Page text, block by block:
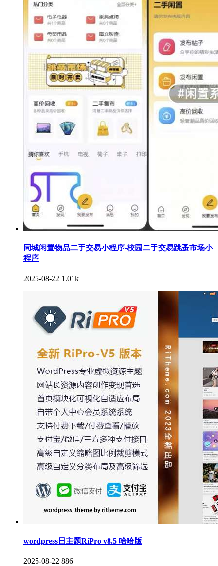
同城闲置物品二手交易小程序-校园二手交易跳蚤市场小
程序
2025-08-22 1.01k
wordpress日主题RiPro v8.5 哈哈版
2025-08-22 886